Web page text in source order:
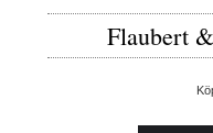
Flaubert